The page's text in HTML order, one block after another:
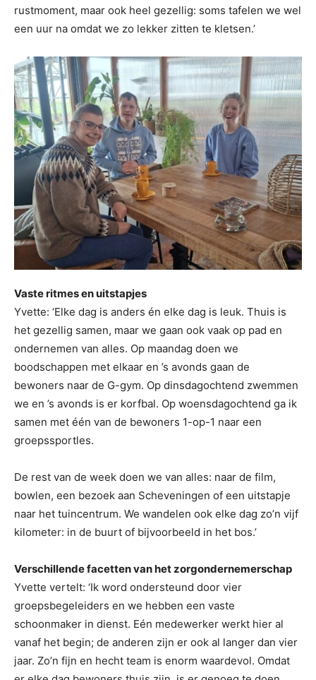
rustmoment, maar ook heel gezellig: soms tafelen we wel
een uur na omdat we zo lekker zitten te kletsen.’
Vaste ritmes en uitstapjes
Yvette: ‘Elke dag is anders én elke dag is leuk. Thuis is
het gezellig samen, maar we gaan ook vaak op pad en
ondernemen van alles. Op maandag doen we
boodschappen met elkaar en ’s avonds gaan de
bewoners naar de G-gym. Op dinsdagochtend zwemmen
we en ’s avonds is er korfbal. Op woensdagochtend ga ik
samen met één van de bewoners 1-op-1 naar een
groepssportles.
De rest van de week doen we van alles: naar de film,
bowlen, een bezoek aan Scheveningen of een uitstapje
naar het tuincentrum. We wandelen ook elke dag zo’n vijf
kilometer: in de buurt of bijvoorbeeld in het bos.’
Verschillende facetten van het zorgondernemerschap
Yvette vertelt: ‘Ik word ondersteund door vier
groepsbegeleiders en we hebben een vaste
schoonmaker in dienst. Eén medewerker werkt hier al
vanaf het begin; de anderen zijn er ook al langer dan vier
jaar. Zo’n fijn en hecht team is enorm waardevol. Omdat